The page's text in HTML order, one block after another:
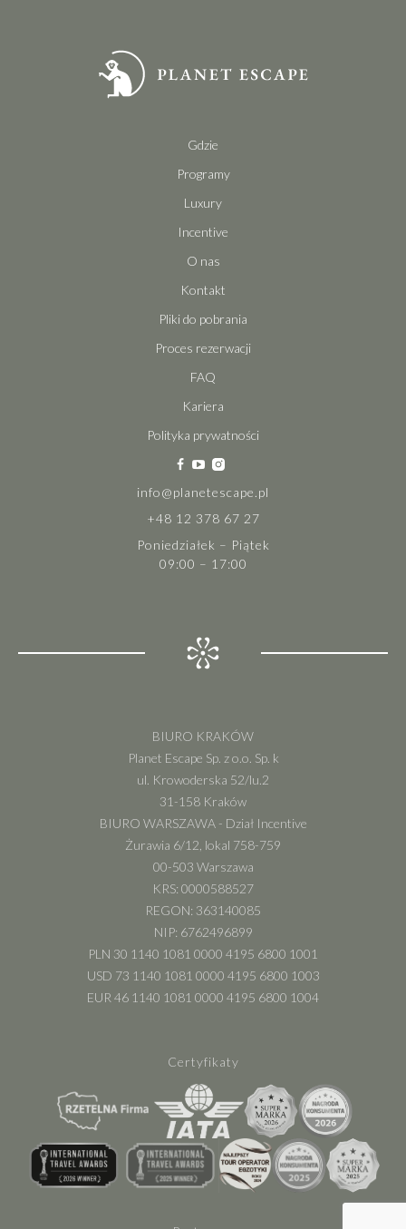
Gdzie
Programy
Luxury
Incentive
O nas
Kontakt
Pliki do pobrania
Proces rezerwacji
FAQ
Kariera
Polityka prywatności
info@planetescape.pl
+48 12 378 67 27
Poniedziałek – Piątek
09:00 – 17:00
BIURO KRAKÓW
Planet Escape Sp. z o.o. Sp. k
ul. Krowoderska 52/lu.2
31-158 Kraków
BIURO WARSZAWA - Dział Incentive
Żurawia 6/12, lokal 758-759
00-503 Warszawa
KRS: 0000588527
REGON: 363140085
NIP: 6762496899
PLN 30 1140 1081 0000 4195 6800 1001
USD 73 1140 1081 0000 4195 6800 1003
EUR 46 1140 1081 0000 4195 6800 1004
Certyfikaty